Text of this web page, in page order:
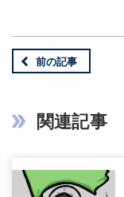
前の記事
関連記事